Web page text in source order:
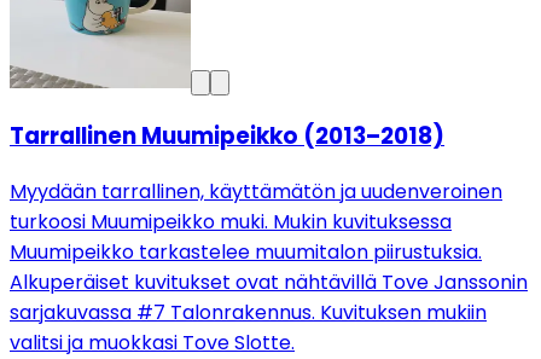
Tarrallinen Muumipeikko (2013–2018)
Myydään tarrallinen, käyttämätön ja uudenveroinen
turkoosi Muumipeikko muki. Mukin kuvituksessa
Muumipeikko tarkastelee muumitalon piirustuksia.
Alkuperäiset kuvitukset ovat nähtävillä Tove Janssonin
sarjakuvassa #7 Talonrakennus. Kuvituksen mukiin
valitsi ja muokkasi Tove Slotte.